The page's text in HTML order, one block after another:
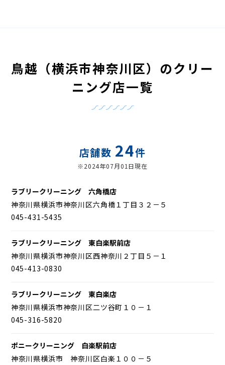
鳥越（横浜市神奈川区）のクリー
ニング店一覧
店舗数 24件
※2024年07月01日現在
ラブリークリーニング 六角橋店
神奈川県横浜市神奈川区六角橋１丁目３２－５
045-431-5435
ラブリークリーニング 東白楽駅前店
神奈川県横浜市神奈川区西神奈川２丁目５－１
045-413-0830
ラブリークリーニング 東白楽店
神奈川県横浜市神奈川区二ツ谷町１０－１
045-316-5820
ポニークリーニング 白楽駅前店
神奈川県横浜市 神奈川区白楽１００－５